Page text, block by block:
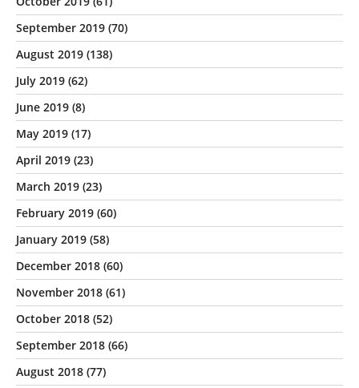
September 2019 (70)
August 2019 (138)
July 2019 (62)
June 2019 (8)
May 2019 (17)
April 2019 (23)
March 2019 (23)
February 2019 (60)
January 2019 (58)
December 2018 (60)
November 2018 (61)
October 2018 (52)
September 2018 (66)
August 2018 (77)